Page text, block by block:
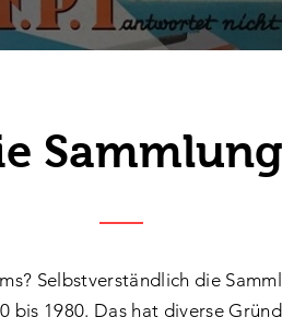
Sammlung
Selbstverständlich die
bis 1980. Das hat diverse